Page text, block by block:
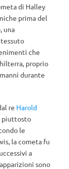
di Halley
prima del
una
tessuto
che
proprio
durante
re Harold
piuttosto
le
la cometa fu
a
sono